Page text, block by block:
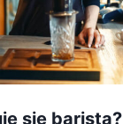
się barista?